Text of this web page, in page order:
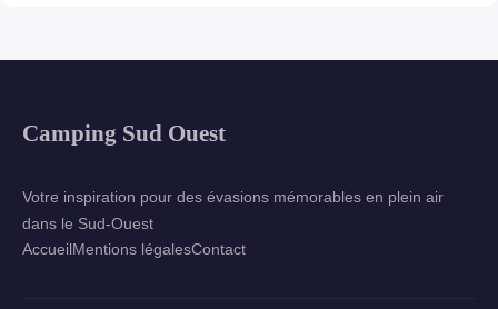
Camping Sud Ouest
Votre inspiration pour des évasions mémorables en plein air
dans le Sud-Ouest
AccueilMentions légalesContact